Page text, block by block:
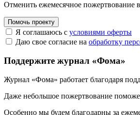
Отменить ежемесячное
Помочь проекту
Я соглашаюсь с условиями оферты
Даю свое согласие на обработку
Поддержите журнал «Фома»
Журнал «Фома» работает благодаря
Даже небольшое пожертвование
Особенно мы будем благодарны за